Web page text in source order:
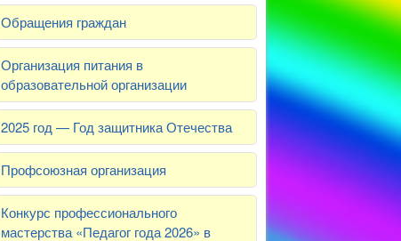
Обращения граждан
Организация питания в
образовательной организации
2025 год — Год защитника Отечества
Профсоюзная организация
Конкурс профессионального
мастерства «Педагог года 2026» в